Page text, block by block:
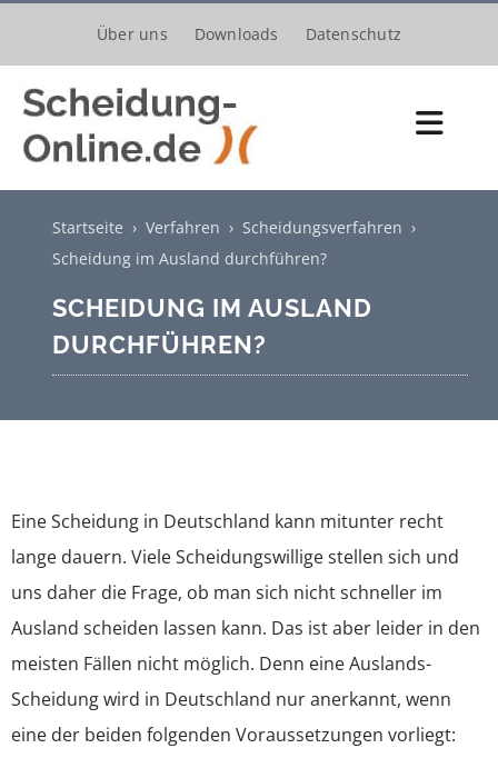
springen
Über uns Downloads Datenschutz
Verfahren
Trennung
Ehewohnung
Vermögen
Startseite › Verfahren › Scheidungsverfahren ›
Scheidung im Ausland durchführen?
SCHEIDUNG IM AUSLAND
DURCHFÜHREN?
Eine Scheidung in Deutschland kann mitunter recht
lange dauern. Viele Scheidungswillige stellen sich und
uns daher die Frage, ob man sich nicht schneller im
Ausland scheiden lassen kann. Das ist aber leider in den
meisten Fällen nicht möglich. Denn eine Auslands-
Scheidung wird in Deutschland nur anerkannt, wenn
eine der beiden folgenden Voraussetzungen vorliegt: